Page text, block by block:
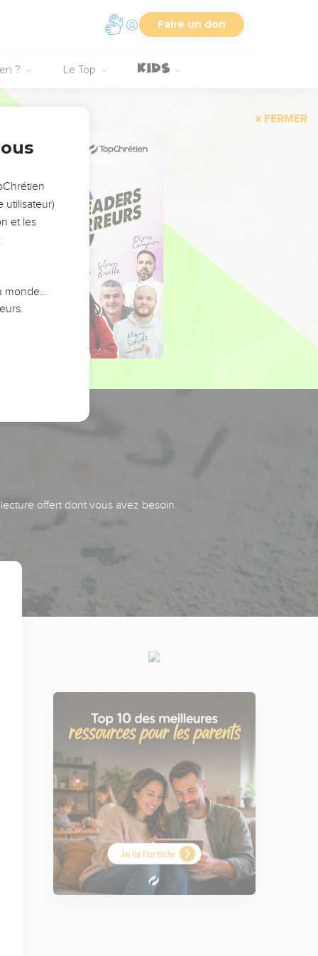
Faire un don
? Le Top
FERMER
offert dont vous avez besoin.
utilisateur)
et les
monde…